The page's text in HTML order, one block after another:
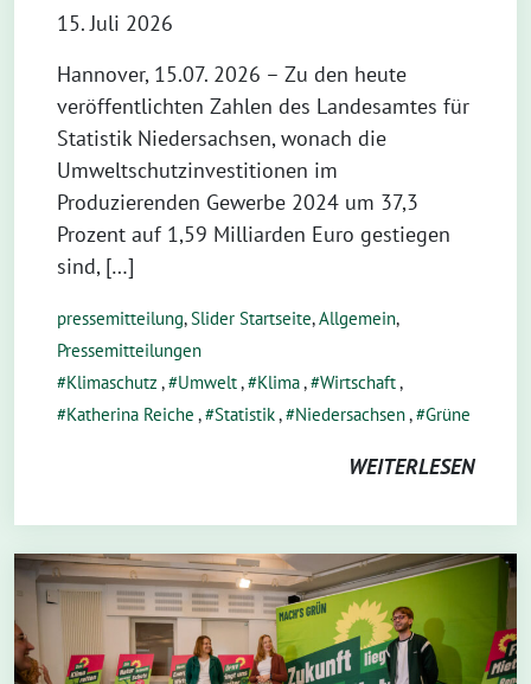
15. Juli 2026
Hannover, 15.07. 2026 – Zu den heute
veröffentlichten Zahlen des Landesamtes für
Statistik Niedersachsen, wonach die
Umweltschutzinvestitionen im
Produzierenden Gewerbe 2024 um 37,3
Prozent auf 1,59 Milliarden Euro gestiegen
sind, […]
pressemitteilung,Slider Startseite,Allgemein,
Pressemitteilungen
Klimaschutz , Umwelt, Klima, Wirtschaft,
Katherina Reiche , Statistik, Niedersachsen, Grüne
WEITERLESEN